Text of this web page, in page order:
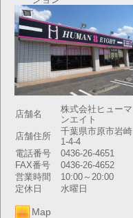
店舗名
株式会社ヒューマ
ンエイト
店舗住所
千葉県市原市岩崎
1-4-4
電話番号
0436-26-4651
FAX番号
0436-26-4652
営業時間
10:00～20:00
定休日
水曜日
Map